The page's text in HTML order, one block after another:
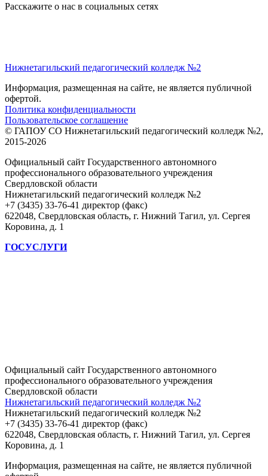
Расскажите о нас в социальных сетях
Нижнетагильский педагогический колледж №2
Информация, размещенная на сайте, не является публичной
офертой.
Политика конфиденциальности
Пользовательское соглашение
© ГАПОУ СО Нижнетагильский педагогический колледж №2,
2015-2026
Официальный сайт Государственного автономного
профессионального образовательного учреждения
Свердловской области
Нижнетагильский педагогический колледж №2
+7 (3435) 33-76-41 директор (факс)
622048, Свердловская область, г. Нижний Тагил, ул. Сергея
Коровина, д. 1
ГОСУСЛУГИ
Официальный сайт Государственного автономного
профессионального образовательного учреждения
Свердловской области
Нижнетагильский педагогический колледж №2
Нижнетагильский педагогический колледж №2
+7 (3435) 33-76-41 директор (факс)
622048, Свердловская область, г. Нижний Тагил, ул. Сергея
Коровина, д. 1
Информация, размещенная на сайте, не является публичной